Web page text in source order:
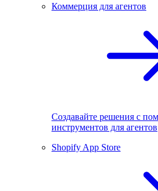
Коммерция для агентов
Создавайте решения с
инструментов для агентов
Shopify App Store